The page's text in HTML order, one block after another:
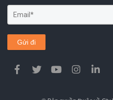
Gửi đi